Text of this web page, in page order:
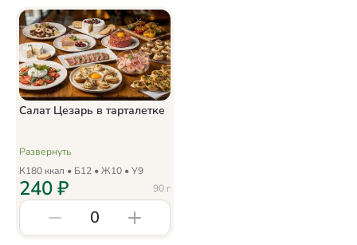
Салат Цезарь в тарталетке
Развернуть
К180 ккал • Б12 • Ж10 • У9
90 г
240₽
0